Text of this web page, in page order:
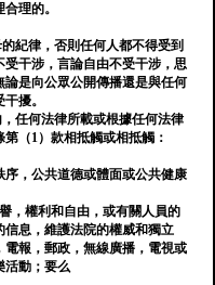
理的。
紀律，否則任何人都不得受到
干涉，言論自由不受干涉，思
是向公眾公開傳播還是與任何
擾。
任何法律所載或根據任何法律
（1）款相抵觸或相抵觸：
，公共道德或體面或公共健康
，權利和自由，或有關人員的
息，維護法院的權威和獨立
報，郵政，無線廣播，電視或
活動；要么